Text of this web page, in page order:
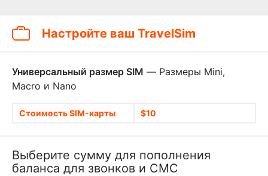
Настройте ваш TravelSim
Универсальный размер SIM — Размеры Mini,
Macro и Nano
Стоимость SIM-карты $10
Выберите сумму для пополнения
баланса для звонков и СМС